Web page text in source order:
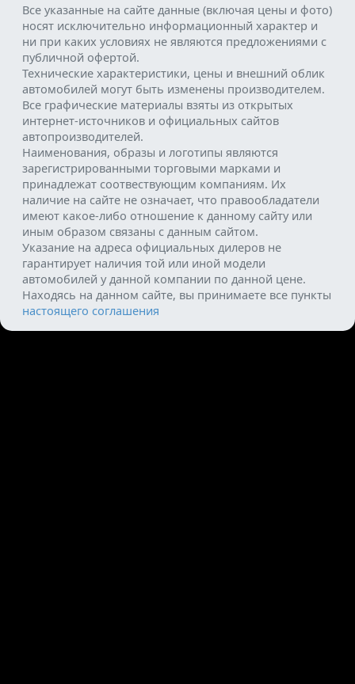
Все указанные на сайте данные (включая цены и фото)
носят исключительно информационный характер и
ни при каких условиях не являются предложениями с
публичной офертой.
Технические характеристики, цены и внешний облик
автомобилей могут быть изменены производителем.
Все графические материалы взяты из открытых
интернет-источников и официальных сайтов
автопроизводителей.
Наименования, образы и логотипы являются
зарегистрированными торговыми марками и
принадлежат соотвествующим компаниям. Их
наличие на сайте не означает, что правообладатели
имеют какое-либо отношение к данному сайту или
иным образом связаны с данным сайтом.
Указание на адреса официальных дилеров не
гарантирует наличия той или иной модели
автомобилей у данной компании по данной цене.
Находясь на данном сайте, вы принимаете все пункты
настоящего соглашения